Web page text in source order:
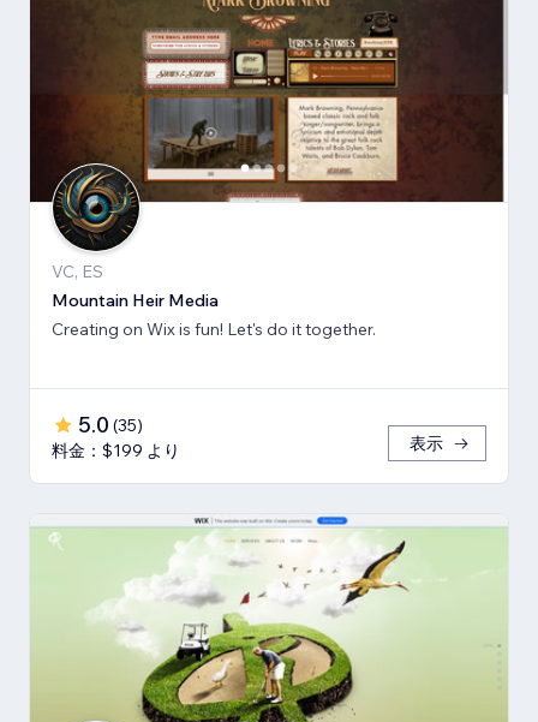
VC, ES
Mountain Heir Media
Creating on Wix is fun! Let's do it together.
5.0 (35)
料金：$199 より
表示